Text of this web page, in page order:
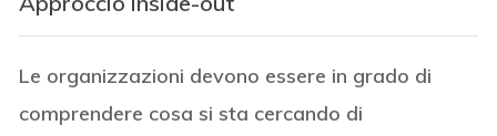
Le organizzazioni devono essere in grado di
comprendere cosa si sta cercando di